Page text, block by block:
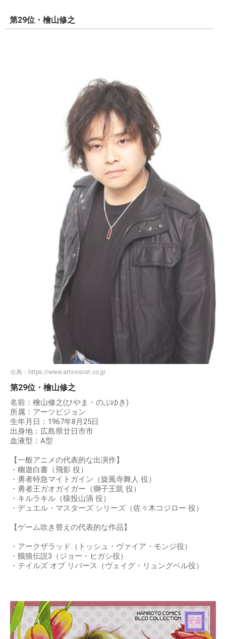
第29位・檜山修之
出典： https://www.artsvision.co.jp
第29位・檜山修之
名前：檜山修之(ひやま・のぶゆき)
所属：アーツビジョン
生年月日：1967年8月25日
出身地：広島県廿日市市
血液型：A型
【一般アニメの代表的な出演作】
・幽遊白書（飛影 役）
・勇者特急マイトガイン（旋風寺舞人 役）
・勇者王ガオガイガー（獅子王凱 役）
・キルラキル（猿投山渦 役）
・デュエル・マスターズ シリーズ（佐々木コジロー 役）
【ゲーム吹き替えの代表的な作品】
・アークザラッド（トッシュ・ヴァイア・モンジ役）
・餓狼伝説3（ジョー・ヒガシ役）
・テイルズ オブ リバース（ヴェイグ・リュングベル役）